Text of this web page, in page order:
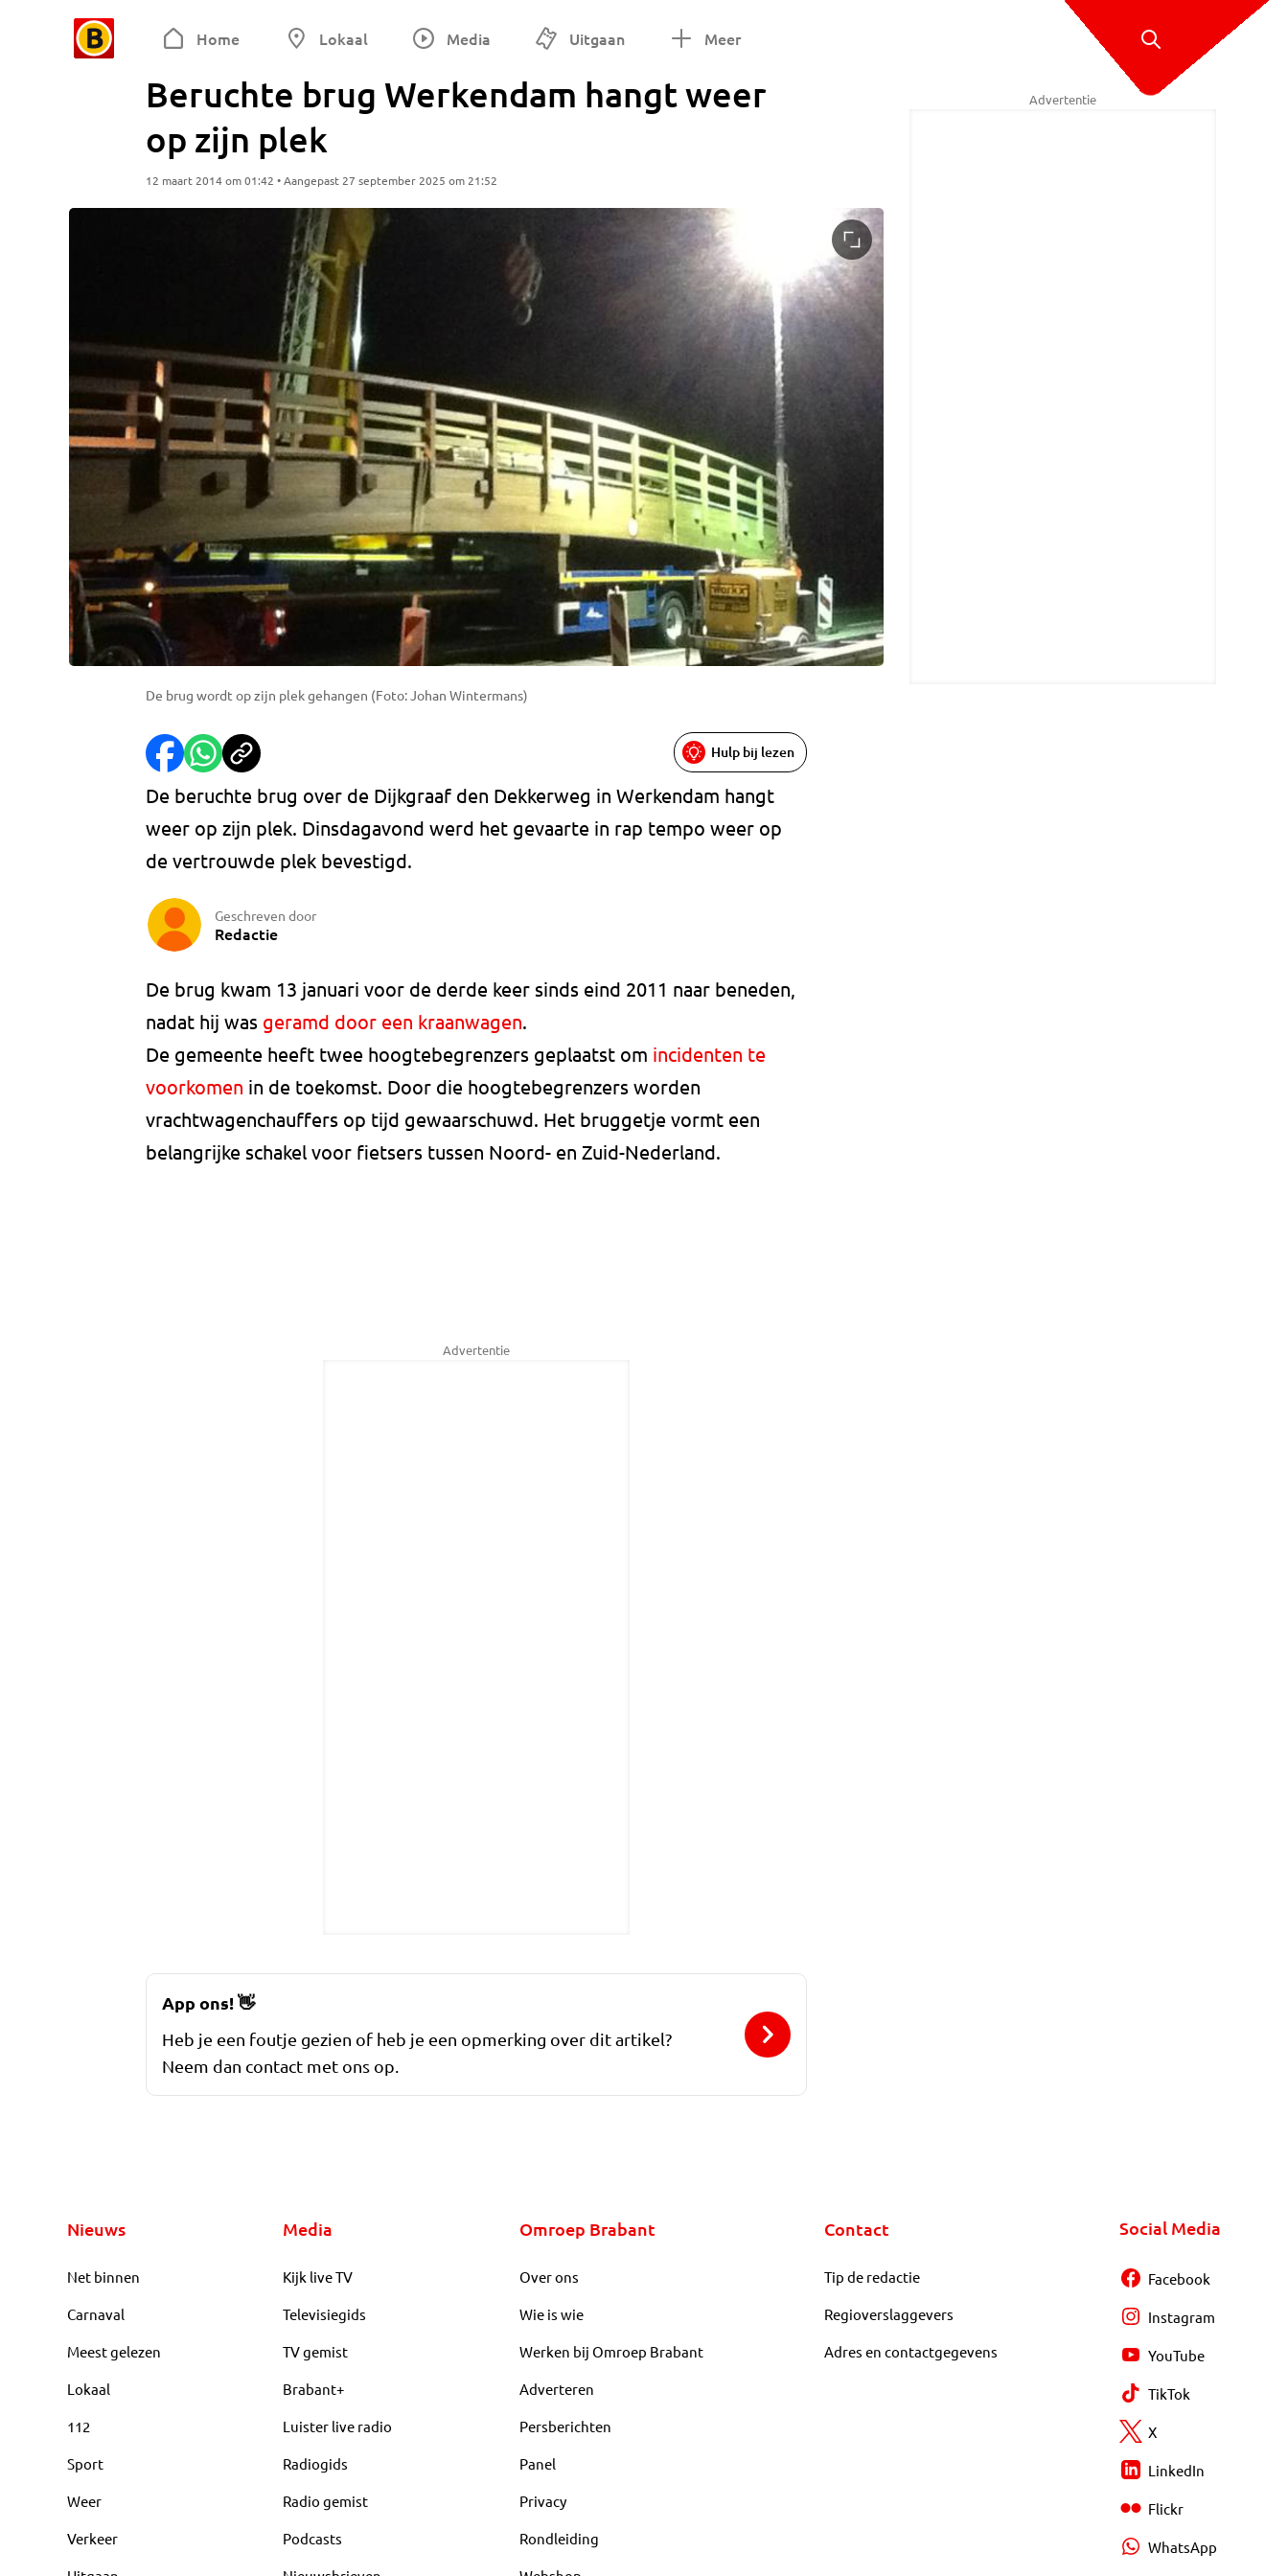
Home Lokaal Media Uitgaan Meer
Beruchte brug Werkendam hangt weer
op zijn plek
12 maart 2014 om 01:42 • Aangepast 27 september 2025 om 21:52
De brug wordt op zijn plek gehangen (Foto: Johan Wintermans)
Hulp bij lezen
De beruchte brug over de Dijkgraaf den Dekkerweg in Werkendam hangt
weer op zijn plek. Dinsdagavond werd het gevaarte in rap tempo weer op
de vertrouwde plek bevestigd.
Geschreven door
Redactie
De brug kwam 13 januari voor de derde keer sinds eind 2011 naar beneden,
nadat hij was geramd door een kraanwagen.
De gemeente heeft twee hoogtebegrenzers geplaatst om incidenten te
voorkomen in de toekomst. Door die hoogtebegrenzers worden
vrachtwagenchauffers op tijd gewaarschuwd. Het bruggetje vormt een
belangrijke schakel voor fietsers tussen Noord- en Zuid-Nederland.
Advertentie
Advertentie
App ons!👋
Heb je een foutje gezien of heb je een opmerking over dit artikel?
Neem dan contact met ons op.
Nieuws
Net binnen
Carnaval
Meest gelezen
Lokaal
112
Sport
Weer
Verkeer
Media
Kijk live TV
Televisiegids
TV gemist
Brabant+
Luister live radio
Radiogids
Radio gemist
Podcasts
Omroep Brabant
Over ons
Wie is wie
Werken bij Omroep Brabant
Adverteren
Persberichten
Panel
Privacy
Rondleiding
Contact
Tip de redactie
Regioverslaggevers
Adres en contactgegevens
Social Media
Facebook
Instagram
YouTube
TikTok
X
LinkedIn
Flickr
WhatsApp